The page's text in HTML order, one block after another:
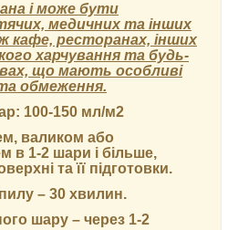
і може бути
медичних та інших
кафе, ресторанах, інших
харчування та будь-
що мають особливі
обмеження.
100-150 мл/м2
валиком або
в 1-2 шари і більше,
та її підготовки.
– 30 хвилин.
шару – через 1-2